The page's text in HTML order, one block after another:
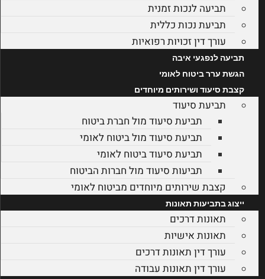
תביעה לנכות זמנית
תביעת נכות כללית
עורך דין זכויות רפואיות
תביעה לנפגעי איבה
הגשת ערר ביטוח לאומי
קצבת סיעוד ושירותים מיוחדים
תביעת סיעוד
תביעת סיעוד מול חברת ביטוח
תביעת סיעוד מול ביטוח לאומי
תביעת סיעוד ביטוח לאומי
תביעות סיעוד מול חברות הביטוח
קצבת שירותים מיוחדים מביטוח לאומי
ייצוג בתביעות תאונות
תאונות דרכים
תאונות אישיות
עורך דין תאונות דרכים
עורך דין תאונות עבודה